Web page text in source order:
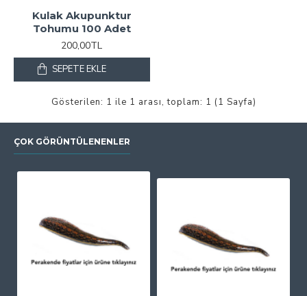
Kulak Akupunktur
Tohumu 100 Adet
200,00TL
SEPETE EKLE
Gösterilen: 1 ile 1 arası, toplam: 1 (1 Sayfa)
ÇOK GÖRÜNTÜLENENLER